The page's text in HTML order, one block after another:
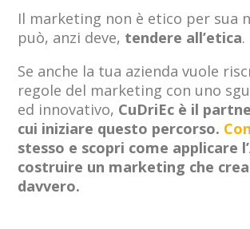
Il marketing non è etico per sua
può, anzi deve, tendere all’etica.
Se anche la tua azienda vuole
regole del marketing con uno
ed innovativo, CuDriEc è il
cui iniziare questo percorso.
stesso e scopri come applicare
costruire un marketing che
davvero.